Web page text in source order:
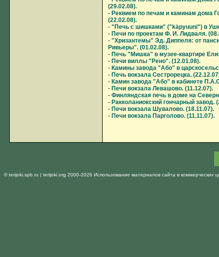
(29.02.08).
- Реквием по печам и каминам дома
(22.02.08).
- "Печь с шишками" ("käpyuuni") в
- Печи по проектам Ф. И. Лидваля.
- "Хризантемы" Эд. Диппеля: от
Ривьеры". (01.02.08).
- Печь "Мишка" в музее-квартире
- Печи виллы "Рено". (12.01.08).
- Камины завода "Або" в
- Печь вокзала Сестрорецка.
- Камин завода "Або" в кабинете
- Печи вокзала Левашово. (11.12.07).
- Финляндская печь в доме на
- Ракколаниокский гончарный завод.
- Печи вокзала Шувалово. (18.11.07).
- Печи вокзала Парголово. (11.11.07).
© terijoki.spb.ru | terijoki.org 2000-2026 Использование материалов сайта в коммерческих